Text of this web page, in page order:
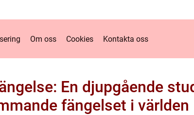
Om oss Cookies Kontakta oss
En djupgående
fängelset i världen